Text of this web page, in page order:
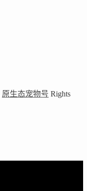
原生态宠物号 Rights